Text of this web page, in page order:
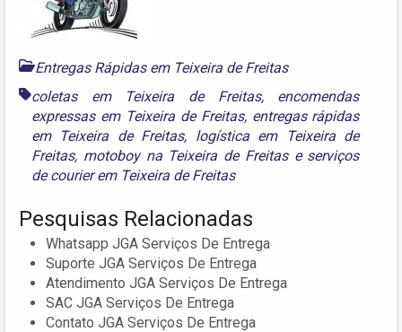
Entregas Rápidas em Teixeira de Freitas
coletas em Teixeira de Freitas, encomendas
expressas em Teixeira de Freitas, entregas rápidas
em Teixeira de Freitas, logística em Teixeira de
Freitas, motoboy na Teixeira de Freitase serviços
de courier em Teixeira de Freitas
Pesquisas Relacionadas
Whatsapp JGA Serviços De Entrega
Suporte JGA Serviços De Entrega
Atendimento JGA Serviços De Entrega
SAC JGA Serviços De Entrega
Contato JGA Serviços De Entrega